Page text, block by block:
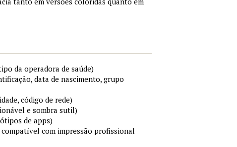
da operadora de saúde)
data de nascimento, grupo
código de rede)
e sombra sutil)
de apps)
compatível com impressão profissional